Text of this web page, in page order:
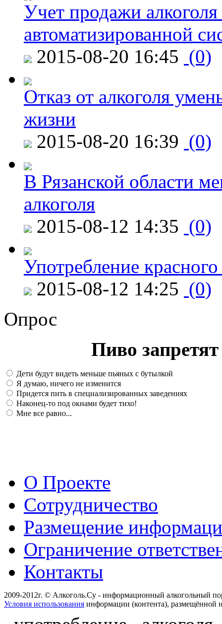
Учет продажи
автоматизированной
2015-08-20 16:45 (0)
Отказ от алкоголя
жизни
2015-08-20 16:39 (0)
В Рязанской области
алкоголя
2015-08-12 14:35 (0)
Употребление
2015-08-12 14:25 (0)
Опрос
Пиво
Дети будут видеть меньше пьяных с бутылкой
Я думаю, ничего не изменится
Придется пить в специализированных заведениях
Наконец-то под окнами будет тихо!
Мне все равно...
О Проекте
Сотрудничество
Размещение
Ограничение
Контакты
2009-2012г. © Алкоголь.Су - информационный алкогольный
Условия использования информации (контента), размещённой